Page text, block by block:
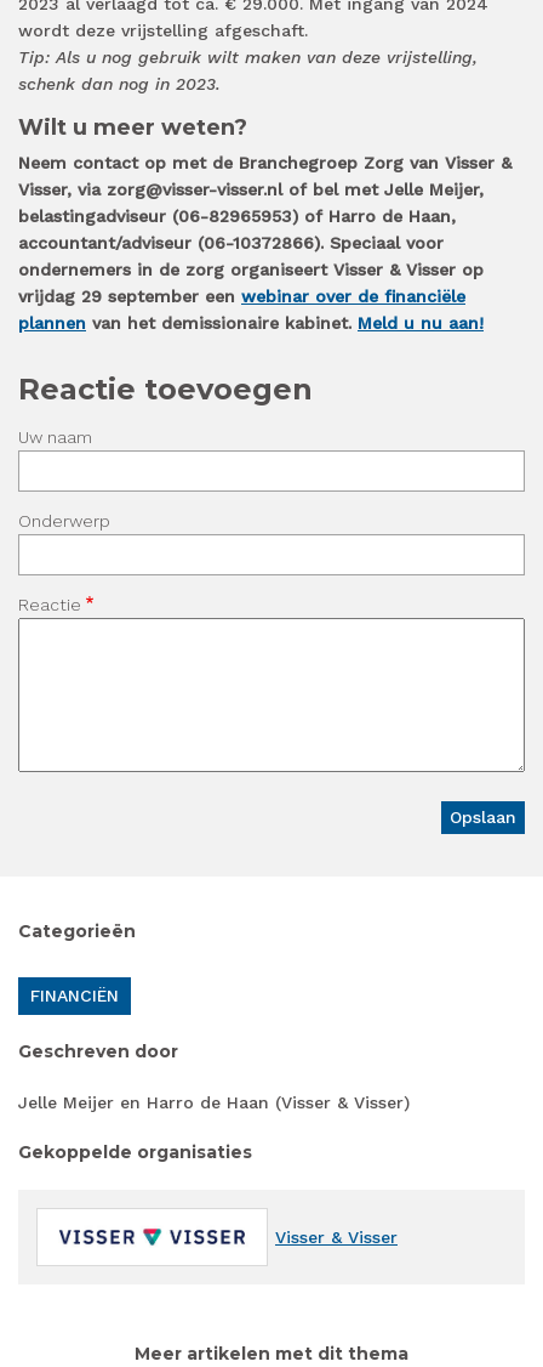
wordt deze vrijstelling afgeschaft.
Tip: Als u nog gebruik wilt maken van deze vrijstelling,
schenk dan nog in 2023.
Wilt u meer weten?
Neem contact op met de Branchegroep Zorg van Visser &
Visser, via zorg@visser-visser.nl of bel met Jelle Meijer,
belastingadviseur (06-82965953) of Harro de Haan,
accountant/adviseur (06-10372866). Speciaal voor
ondernemers in de zorg organiseert Visser & Visser op
vrijdag 29 september een webinar over de financiële
plannen van het demissionaire kabinet. Meld u nu aan!
Reactie toevoegen
Uw naam
Onderwerp
Reactie
Categorieën
FINANCIËN
Geschreven door
Jelle Meijer en Harro de Haan (Visser & Visser)
Gekoppelde organisaties
Visser & Visser
Meer artikelen met dit thema